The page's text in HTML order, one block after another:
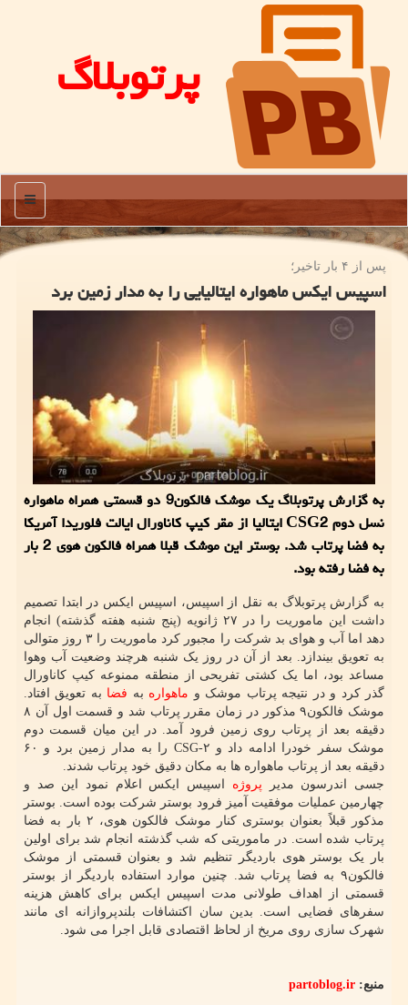
پرتوبلاگ
منو
پس از ۴ بار تاخیر؛
اسپیس ایکس ماهواره ایتالیایی را به مدار زمین برد
به گزارش پرتوبلاگ یک موشک فالکون9 دو قسمتی همراه ماهواره
نسل دوم CSG2 ایتالیا از مقر کیپ کاناورال ایالت فلوریدا آمریکا
به فضا پرتاب شد. بوستر این موشک قبلا همراه فالکون هوی 2 بار
به فضا رفته بود.
به گزارش پرتوبلاگ به نقل از اسپیس، اسپیس ایکس در ابتدا تصمیم
داشت این ماموریت را در ۲۷ ژانویه (پنج شنبه هفته گذشته) انجام
دهد اما آب و هوای بد شرکت را مجبور کرد ماموریت را ۳ روز متوالی
به تعویق بیندازد. بعد از آن در روز یک شنبه هرچند وضعیت آب وهوا
مساعد بود، اما یک کشتی تفریحی از منطقه ممنوعه کیپ کاناورال
گذر کرد و در نتیجه پرتاب موشک و ماهواره به فضا به تعویق افتاد.
موشک فالکون۹ مذکور در زمان مقرر پرتاب شد و قسمت اول آن ۸
دقیقه بعد از پرتاب روی زمین فرود آمد. در این میان قسمت دوم
موشک سفر خودرا ادامه داد و CSG-۲ را به مدار زمین برد و ۶۰
دقیقه بعد از پرتاب ماهواره ها به مکان دقیق خود پرتاب شدند.
جسی اندرسون مدیر پروژه اسپیس ایکس اعلام نمود این صد و
چهارمین عملیات موفقیت آمیز فرود بوستر شرکت بوده است. بوستر
مذکور قبلاً بعنوان بوستری کنار موشک فالکون هوی، ۲ بار به فضا
پرتاب شده است. در ماموریتی که شب گذشته انجام شد برای اولین
بار یک بوستر هوی باردیگر تنظیم شد و بعنوان قسمتی از موشک
فالکون۹ به فضا پرتاب شد. چنین موارد استفاده باردیگر از بوستر
قسمتی از اهداف طولانی مدت اسپیس ایکس برای کاهش هزینه
سفرهای فضایی است. بدین سان اکتشافات بلندپروازانه ای مانند
شهرک سازی روی مریخ از لحاظ اقتصادی قابل اجرا می شود.
منبع: partoblog.ir